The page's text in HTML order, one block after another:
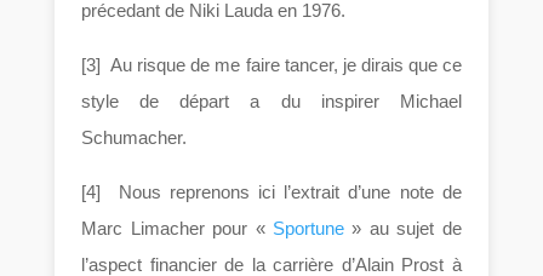
précedant de Niki Lauda en 1976.
[3] Au risque de me faire tancer, je dirais que ce
style de départ a du inspirer Michael
Schumacher.
[4] Nous reprenons ici l’extrait d’une note de
Marc Limacher pour « Sportune » au sujet de
l’aspect financier de la carrière d’Alain Prost à